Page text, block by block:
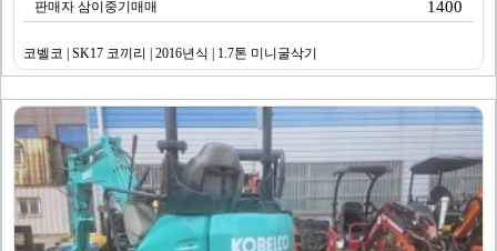
판매자 삼이중기매매 1400
코벨코 | SK17 코끼리 | 2016년식 | 1.7톤 미니굴삭기